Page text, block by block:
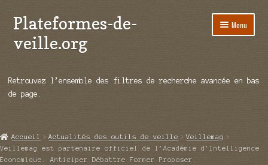
Aller
à
la
Aller
au
contenu
Plateformes-de-
veille.org
Menu
Répertoire d’ouitils
Démos vidéos
Ouvrir
Retrouvez l’ensemble des filtres de recherche avancée en bas
de page.
Accueil Actualités des outils de veille
Veillemag
Veillemag est partenaire officiel de l’Académie d’Intelligence
Economique. Anticiper Débattre Former Proposer.